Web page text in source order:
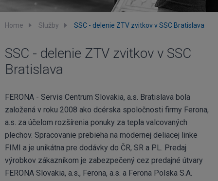
Home Služby SSC - delenie ZTV zvitkov v SSC Bratislava
SSC - delenie ZTV zvitkov v SSC
Bratislava
FERONA - Servis Centrum Slovakia, a.s. Bratislava bola
založená v roku 2008 ako dcérska spoločnosti firmy Ferona,
a.s. za účelom rozšírenia ponuky za tepla valcovaných
plechov. Spracovanie prebieha na modernej deliacej linke
FIMI a je unikátna pre dodávky do ČR, SR a PL. Predaj
výrobkov zákazníkom je zabezpečený cez predajné útvary
FERONA Slovakia, a.s., Ferona, a.s. a Ferona Polska S.A.